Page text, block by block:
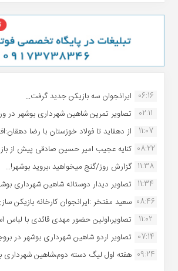
06:16 ایرانجوان سه بازیکن جدید گرفت...
02:11
تصاویر تمرین شاهین شهردارى بوشهر در
11:07
از دهقاید تا فولاد خوزستان با رضا
08:22 کنایه عجیب امیر حسین صادقی پیش از
11:38 گزارش روز/گنج میخواهید ،بروید بوشهر!...
11:34 تصاویر دیدار دوستانه شاهین شهردارى
08:46 سعید مفتخر :ایرانجوان کارخانه بازیکن
11:02
تصاویر،اولین حضور مهدی قائدی با لباس
07:14 تصاویر اردو شاهین شهرداری بوشهر در
09:24 هفته اول لیگ دسته دوم،شاهین شهرداری